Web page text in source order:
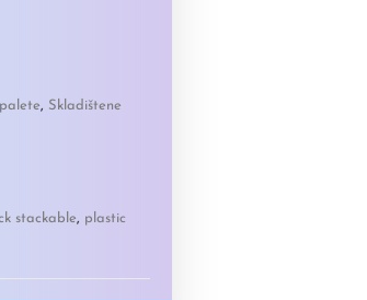
, Skladištene
stackable, plastic